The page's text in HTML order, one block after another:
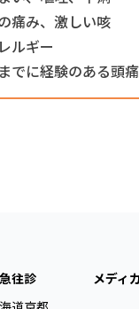
痛み、激しい咳
ルギー
でに経験のある頭痛
往診
メディ